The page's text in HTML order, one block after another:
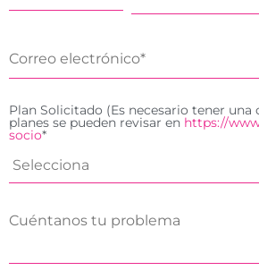
Plan Solicitado (Es necesario tener una
planes se pueden revisar en https://
socio*